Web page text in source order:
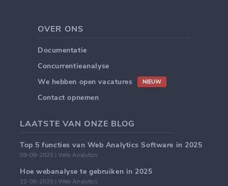
OVER ONS
Documentatie
Concurrentieanalyse
We hebben open vacatures
NIEUW
Contact opnemen
LAATSTE VAN ONZE BLOG
Top 5 functies van Web Analytics Software in 2025
09-09-2025 | Web Analytics
Hoe webanalyse te gebruiken in 2025
22-06-2025 | Web Analytics